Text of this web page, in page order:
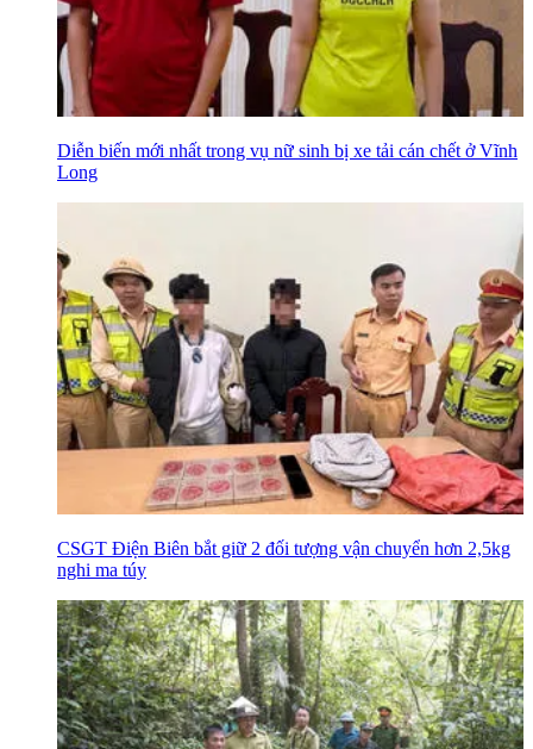
Diễn biến mới nhất trong vụ nữ sinh bị xe tải cán chết ở Vĩnh
Long
CSGT Điện Biên bắt giữ 2 đối tượng vận chuyển hơn 2,5kg
nghi ma túy